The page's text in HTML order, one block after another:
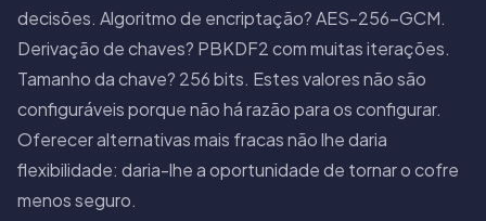
decisões. Algoritmo de encriptação? AES-256-GCM.
Derivação de chaves? PBKDF2 com muitas iterações.
Tamanho da chave? 256 bits. Estes valores não são
configuráveis porque não há razão para os configurar.
Oferecer alternativas mais fracas não lhe daria
flexibilidade: daria-lhe a oportunidade de tornar o cofre
menos seguro.